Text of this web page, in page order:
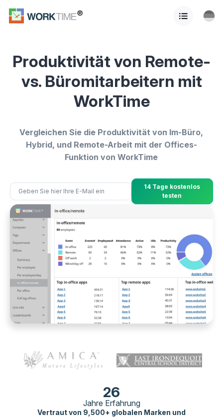
Produktivität von Remote-
vs. Büromitarbeitern mit
WorkTime
Vergleichen Sie die Produktivität von Im-Büro,
Hybrid, und Remote-Arbeit mit der Offices-
Funktion von WorkTime
14 Tage kostenlos
testen
26
Jahre Erfahrung
Vertraut von 9,500+ globalen Marken und